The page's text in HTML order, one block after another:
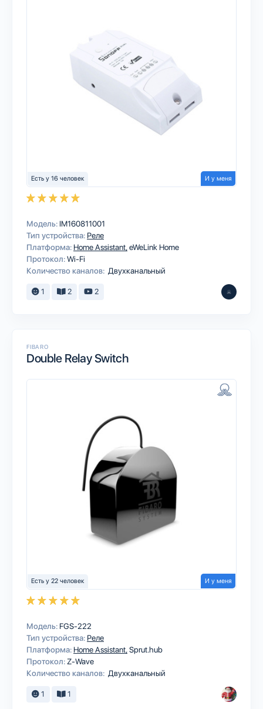
Есть у 16 человек И у меня
Модель: IM160811001
Тип устройства: Реле
Платформа: Home AssistanteWeLink Home
Протокол:Wi-Fi
Количество каналов: Двухканальный
1 2 2
FIBARO
Double Relay Switch
Есть у 22 человек И у меня
Модель: FGS-222
Тип устройства: Реле
Платформа: Home AssistantSprut.hub
Протокол: Z-Wave
Количество каналов: Двухканальный
1 1